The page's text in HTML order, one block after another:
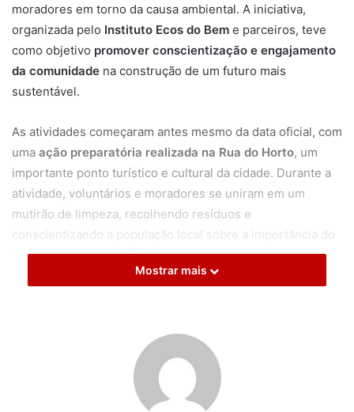
moradores em torno da causa ambiental. A iniciativa,
organizada pelo Instituto Ecos do Bem e parceiros, teve
como objetivo promover conscientização e engajamento
da comunidade na construção de um futuro mais
sustentável.
As atividades começaram antes mesmo da data oficial, com
uma ação preparatória realizada na Rua do Horto, um
importante ponto turístico e cultural da cidade. Durante a
atividade, voluntários e moradores se uniram em um
mutirão de limpeza, recolhendo resíduos e
conscientizando a população local sobre a importância do
descarte correto do lixo.
transformação em um espaço que representa a nossa
cultura e fé, mostrando que cuidar da cidade também é
uma forma de devoção”,
destacou Angélica Leite Jorge
representante da APA do Horto.
Mostrar mais